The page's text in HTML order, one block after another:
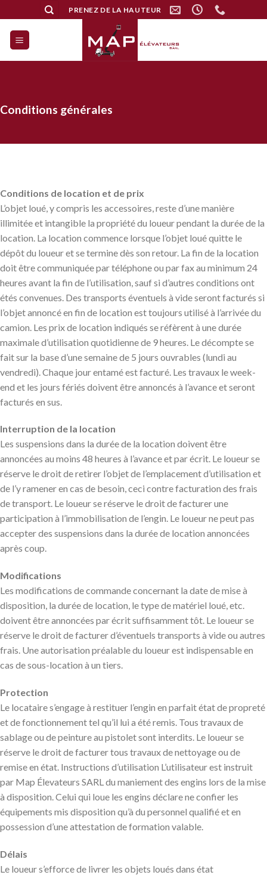
to
content
PRENEZ DE LA HAUTEUR
Conditions générales
Conditions de location et de prix
L’objet loué, y compris les accessoires, reste d’une manière
illimitée et intangible la propriété du loueur pendant la durée de la
location. La location commence lorsque l’objet loué quitte le
dépôt du loueur et se termine dès son retour. La fin de la location
doit être communiquée par téléphone ou par fax au minimum 24
heures avant la fin de l’utilisation, sauf si d’autres conditions ont
étés convenues. Des transports éventuels à vide seront facturés si
l’objet annoncé en fin de location est toujours utilisé à l’arrivée du
camion. Les prix de location indiqués se réfèrent à une durée
maximale d’utilisation quotidienne de 9 heures. Le décompte se
fait sur la base d’une semaine de 5 jours ouvrables (lundi au
vendredi). Chaque jour entamé est facturé. Les travaux le week-
end et les jours fériés doivent être annoncés à l’avance et seront
facturés en sus.
Interruption de la location
Les suspensions dans la durée de la location doivent être
annoncées au moins 48 heures à l’avance et par écrit. Le loueur se
réserve le droit de retirer l’objet de l’emplacement d’utilisation et
de l’y ramener en cas de besoin, ceci contre facturation des frais
de transport. Le loueur se réserve le droit de facturer une
participation à l’immobilisation de l’engin. Le loueur ne peut pas
accepter des suspensions dans la durée de location annoncées
après coup.
Modifications
Les modifications de commande concernant la date de mise à
disposition, la durée de location, le type de matériel loué, etc.
doivent être annoncées par écrit suffisamment tôt. Le loueur se
réserve le droit de facturer d’éventuels transports à vide ou autres
frais. Une autorisation préalable du loueur est indispensable en
cas de sous-location à un tiers.
Protection
Le locataire s’engage à restituer l’engin en parfait état de propreté
et de fonctionnement tel qu’il lui a été remis. Tous travaux de
sablage ou de peinture au pistolet sont interdits. Le loueur se
réserve le droit de facturer tous travaux de nettoyage ou de
remise en état. Instructions d’utilisation L’utilisateur est instruit
par Map Élevateurs SARL du maniement des engins lors de la mise
à disposition. Celui qui loue les engins déclare ne confier les
équipements mis disposition qu’à du personnel qualifié et en
possession d’une attestation de formation valable.
Délais
Le loueur s’efforce de livrer les objets loués dans état